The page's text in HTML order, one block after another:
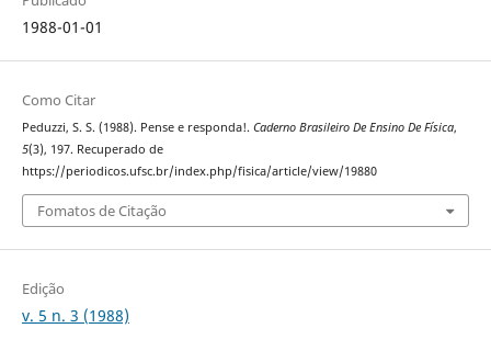
1988-01-01
Como Citar
Peduzzi, S. S. (1988). Pense e responda!. Caderno Brasileiro De Ensino De Física,
5(3), 197. Recuperado de
https://periodicos.ufsc.br/index.php/fisica/article/view/19880
Fomatos de Citação
Edição
v. 5 n. 3 (1988)